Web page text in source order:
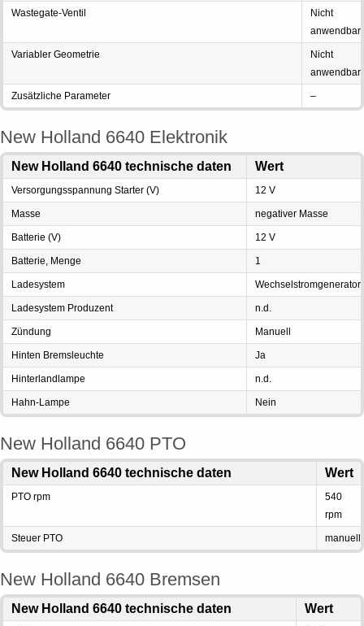
Wastegate-Ventil
Nicht
anwendbar
Variabler Geometrie
Nicht
anwendbar
Zusätzliche Parameter –
New Holland 6640 Elektronik
New Holland 6640 technische daten Wert
Versorgungsspannung Starter (V) 12 V
Masse negativer Masse
Batterie (V) 12 V
Batterie, Menge 1
Ladesystem Wechselstromgenerator
Ladesystem Produzent n.d.
Zündung Manuell
Hinten Bremsleuchte Ja
Hinterlandlampe n.d.
Hahn-Lampe Nein
New Holland 6640 PTO
New Holland 6640 technische daten Wert
PTO rpm
540
rpm
Steuer PTO manuell
New Holland 6640 Bremsen
New Holland 6640 technische daten Wert